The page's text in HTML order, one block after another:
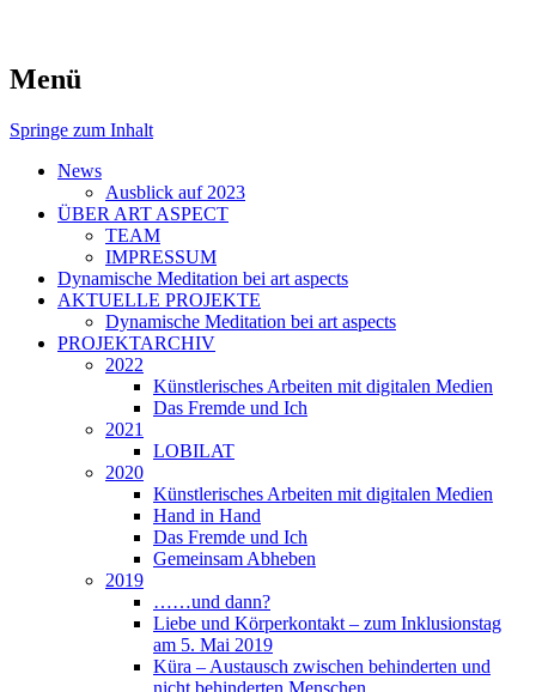
art aspects
art
Menü
Springe zum Inhalt
News
Ausblick auf 2023
ÜBER ART ASPECT
TEAM
IMPRESSUM
Dynamische Meditation bei art aspects
AKTUELLE PROJEKTE
Dynamische Meditation bei art aspects
PROJEKTARCHIV
2022
Künstlerisches Arbeiten mit digitalen Medien
Das Fremde und Ich
2021
LOBILAT
2020
Künstlerisches Arbeiten mit digitalen Medien
Hand in Hand
Das Fremde und Ich
Gemeinsam Abheben
2019
……und dann?
Liebe und Körperkontakt – zum Inklusionstag
am 5. Mai 2019
Küra – Austausch zwischen behinderten und
nicht behinderten Menschen